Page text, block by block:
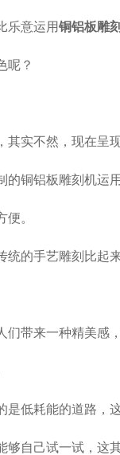
乐意运用铜铝板雕
呢？
实不然，现在呈
铜铝板雕刻机运
。
的手艺雕刻比起
带来一种精美感
低耗能的道路，
够自己试一试，这